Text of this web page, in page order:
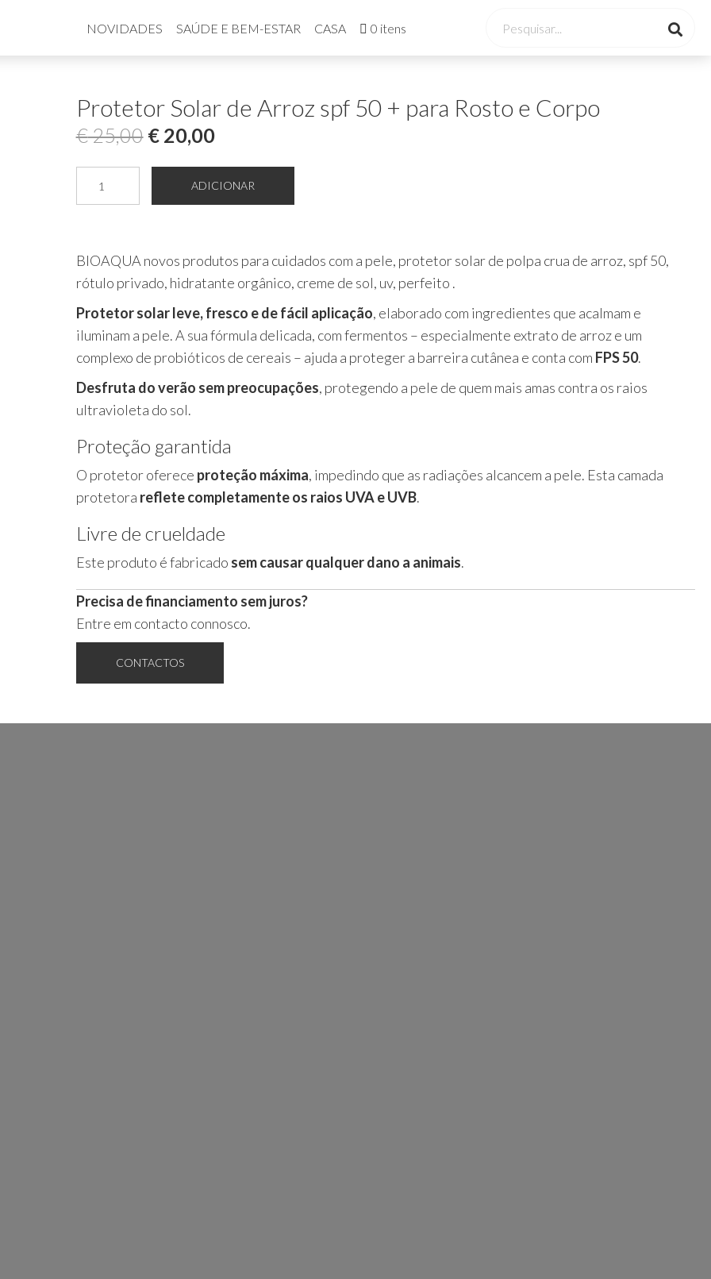
NOVIDADES SAÚDE E BEM-ESTAR CASA 0 itens
Protetor Solar de Arroz spf 50 + para Rosto e Corpo
€25,00 O
preço
original
€ 25,00.
€20,00O
preço
atual
€ 20,00.
de
Arroz
spf
50
+
Corpo
ADICIONAR
BIOAQUA novos produtos para cuidados com a pele, protetor solar de polpa crua de arroz, spf 50,
rótulo privado, hidratante orgânico, creme de sol, uv, perfeito .
Protetor solar leve, fresco e de fácil aplicação, elaborado com ingredientes que acalmam e
iluminam a pele. A sua fórmula delicada, com fermentos – especialmente extrato de arroz e um
complexo de probióticos de cereais – ajuda a proteger a barreira cutânea e conta com FPS 50.
Desfruta do verão sem preocupações, protegendo a pele de quem mais amas contra os raios
ultravioleta do sol.
Proteção garantida
O protetor oferece proteção máxima, impedindo que as radiações alcancem a pele. Esta camada
protetora reflete completamente os raios UVA e UVB.
Livre de crueldade
Este produto é fabricado sem causar qualquer dano a animais.
Precisa de financiamento sem juros?
Entre em contacto connosco.
CONTACTOS